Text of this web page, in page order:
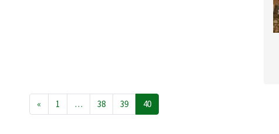
Navegación de entradas
« 1 … 38 39 40